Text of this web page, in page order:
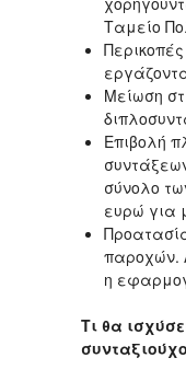
Ταμείο
Μείωση
Επιβολή
σύνολο
ευρώ για
παροχών.
η
Τι θα